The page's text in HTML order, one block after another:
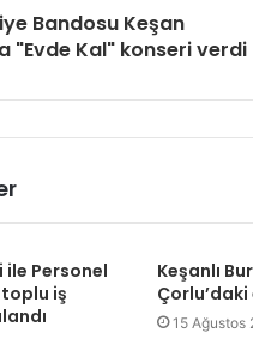
Bandosu Keşan
"Evde Kal" konseri verdi
ile Personel
iş
Keşanlı
15 Ağustos